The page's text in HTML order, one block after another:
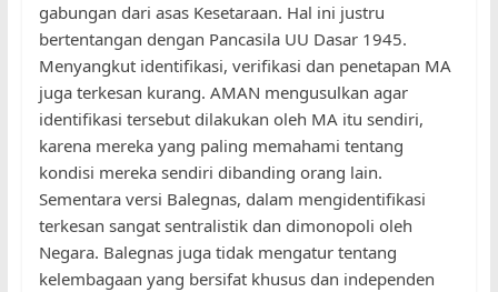
gabungan dari asas Kesetaraan. Hal ini justru
bertentangan dengan Pancasila UU Dasar 1945.
Menyangkut identifikasi, verifikasi dan penetapan MA
juga terkesan kurang. AMAN mengusulkan agar
identifikasi tersebut dilakukan oleh MA itu sendiri,
karena mereka yang paling memahami tentang
kondisi mereka sendiri dibanding orang lain.
Sementara versi Balegnas, dalam mengidentifikasi
terkesan sangat sentralistik dan dimonopoli oleh
Negara. Balegnas juga tidak mengatur tentang
kelembagaan yang bersifat khusus dan independen